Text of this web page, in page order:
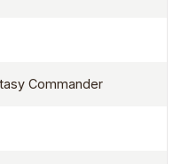
Commander